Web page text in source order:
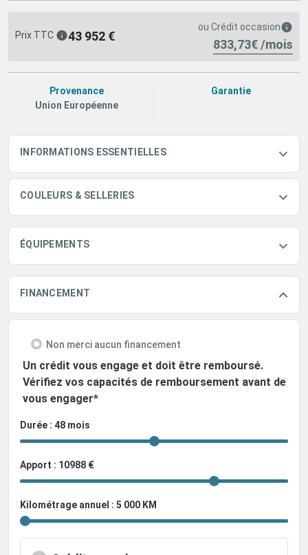
Prix TTC 43 952 €
ou Crédit occasion
833,73€ /mois
Provenance
Union Européenne
Garantie
INFORMATIONS ESSENTIELLES
COULEURS & SELLERIES
ÉQUIPEMENTS
FINANCEMENT
Non merci aucun financement
Un crédit vous engage et doit être remboursé.
Vérifiez vos capacités de remboursement avant de
vous engager*
Durée : 48 mois
Apport : 10988 €
Kilométrage annuel : 5 000 KM